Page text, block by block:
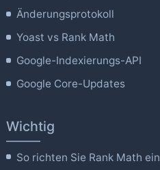
Änderungsprotokoll
Yoast vs Rank Math
Google-Indexierungs-API
Google Core-Updates
Wichtig
So richten Sie Rank Math ein